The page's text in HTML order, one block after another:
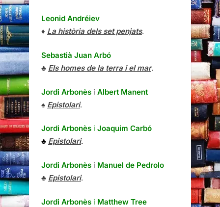
Leonid Andréiev
♦ La història dels set penjats.
Sebastià Juan Arbó
♣ Els homes de la terra i el mar.
Jordi Arbonès i Albert Manent
♠ Epistolari.
Jordi Arbonès i Joaquim Carbó
♣ Epistolari.
Jordi Arbonès i Manuel de Pedrolo
♣ Epistolari.
Jordi Arbonès i Matthew Tree